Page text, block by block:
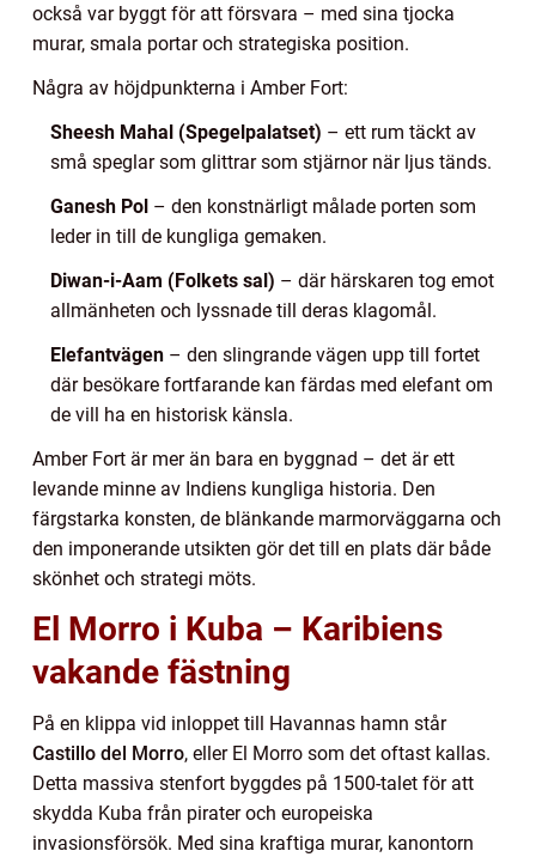
också var byggt för att försvara – med sina tjocka
murar, smala portar och strategiska position.
Några av höjdpunkterna i Amber Fort:
Sheesh Mahal (Spegelpalatset) – ett rum täckt av
små speglar som glittrar som stjärnor när ljus tänds.
Ganesh Pol – den konstnärligt målade porten som
leder in till de kungliga gemaken.
Diwan-i-Aam (Folkets sal) – där härskaren tog emot
allmänheten och lyssnade till deras klagomål.
Elefantvägen – den slingrande vägen upp till fortet
där besökare fortfarande kan färdas med elefant om
de vill ha en historisk känsla.
Amber Fort är mer än bara en byggnad – det är ett
levande minne av Indiens kungliga historia. Den
färgstarka konsten, de blänkande marmorväggarna och
den imponerande utsikten gör det till en plats där både
skönhet och strategi möts.
El Morro i Kuba – Karibiens
vakande fästning
På en klippa vid inloppet till Havannas hamn står
Castillo del Morro, eller El Morro som det oftast kallas.
Detta massiva stenfort byggdes på 1500-talet för att
skydda Kuba från pirater och europeiska
invasionsförsök. Med sina kraftiga murar, kanontorn